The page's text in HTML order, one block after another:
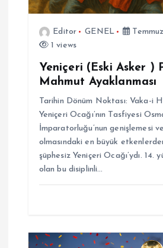
s
Editor GENEL
1 views
Yeniçeri (Eski Asker )
Mahmut Ayaklanması
Tarihin Dönüm Noktası: Vaka-i
Yeniçeri Ocağı’nın Tasfiyesi
İmparatorluğu’nun genişlemesi
olmasındaki en büyük
şüphesiz Yeniçeri Ocağı’ydı. 14.
olan bu disiplinli…